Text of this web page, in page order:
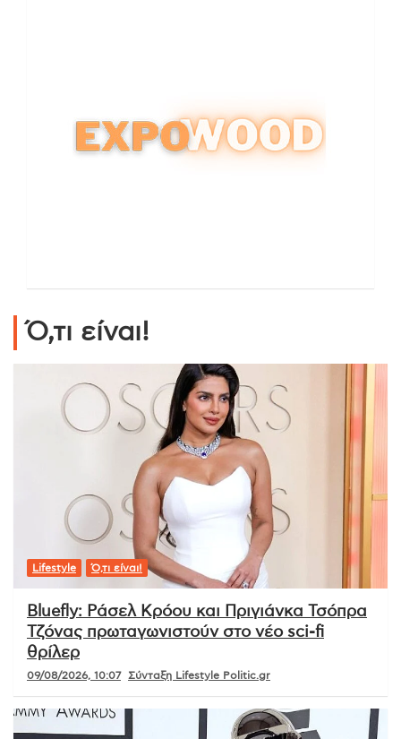
Ό,τι είναι!
Lifestyle Ό,τι είναι!
Bluefly: Ράσελ Κρόου και Πριγιάνκα Τσόπρα
Τζόνας πρωταγωνιστούν στο νέο sci-fi
θρίλερ
09/08/2026, 10:07 Σύνταξη Lifestyle Politic.gr